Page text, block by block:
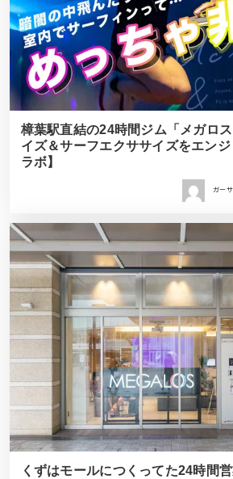
樟葉駅直結の24時間ジム「メガロ
イズ＆サーフエクササイズをエン
ラボ】
ガー
くずはモールにつくってた24時間